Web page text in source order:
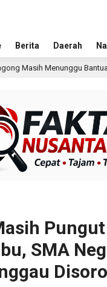
Berita Daerah
Rumah 49 menit lalu
Pungut
SMA